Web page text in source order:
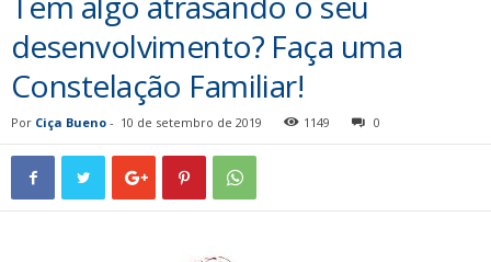
desenvolvimento? Faça uma
Constelação Familiar!
Por Ciça Bueno - 10 de setembro de 2019 1149 0